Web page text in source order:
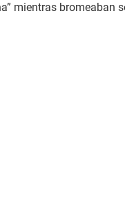
mientras bromeaban